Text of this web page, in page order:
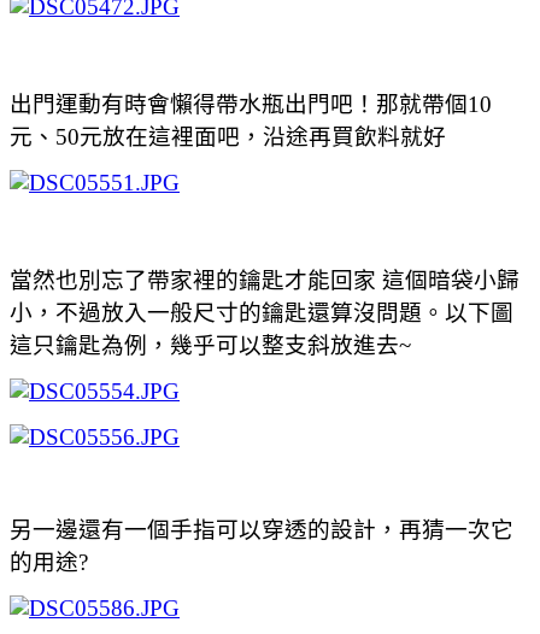
出門運動有時會懶得帶水瓶出門吧！那就帶個10
元、50元放在這裡面吧，沿途再買飲料就好
當然也別忘了帶家裡的鑰匙才能回家 這個暗袋小歸
小，不過放入一般尺寸的鑰匙還算沒問題。以下圖
這只鑰匙為例，幾乎可以整支斜放進去~
另一邊還有一個手指可以穿透的設計，再猜一次它
的用途?